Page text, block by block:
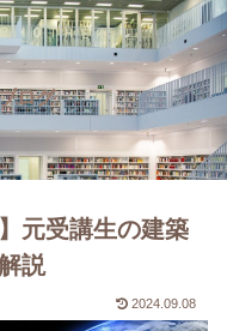
ログ
元受講生の建築
説
2024.09.08